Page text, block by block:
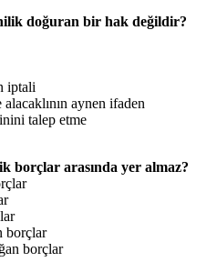
doğuran bir hak değildir?
iptali
aynen ifaden
talep etme
borçlar arasında yer almaz?
borçlar
borçlar